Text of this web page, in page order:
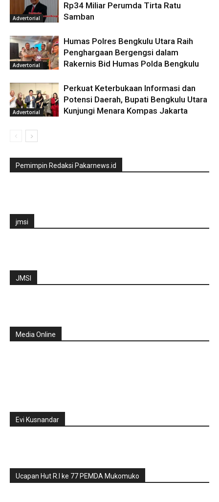
Advertorial
Rp34 Miliar Perumda Tirta Ratu
Samban
Advertorial
Humas Polres Bengkulu Utara Raih
Penghargaan Bergengsi dalam
Rakernis Bid Humas Polda Bengkulu
Advertorial
Perkuat Keterbukaan Informasi dan
Potensi Daerah, Bupati Bengkulu Utara
Kunjungi Menara Kompas Jakarta
Pemimpin Redaksi Pakarnews.id
jmsi
JMSI
Media Online
Evi Kusnandar
Ucapan Hut R.I ke 77 PEMDA Mukomuko